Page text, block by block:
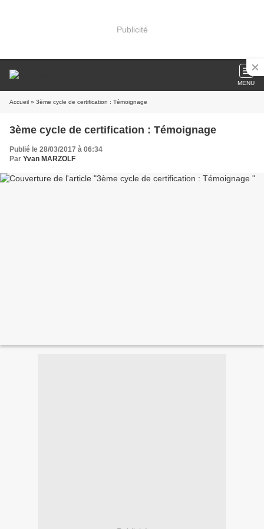
Publicité
MENU
Accueil » 3ème cycle de certification : Témoignage
3ème cycle de certification : Témoignage
Publié le 28/03/2017 à 06:34
Par Yvan MARZOLF